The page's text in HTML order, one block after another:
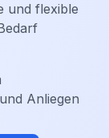
und flexible
Anliegen